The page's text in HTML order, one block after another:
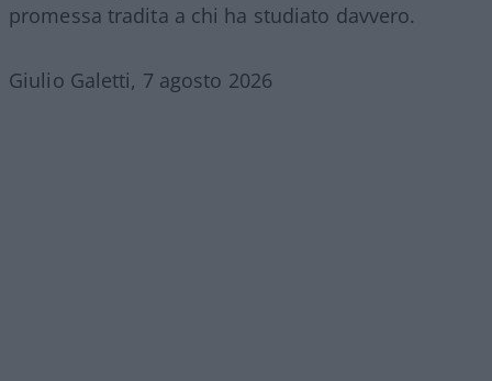
promessa tradita a chi ha studiato davvero.
Giulio Galetti, 7 agosto 2026